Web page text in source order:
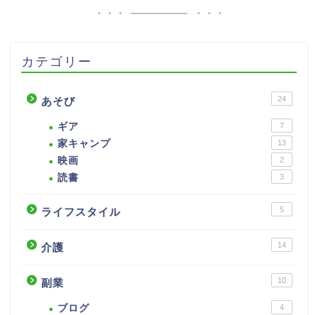
カテゴリー
あそび 24
ギア 7
家キャンプ 13
映画 2
読書 3
ライフスタイル 5
介護 14
副業 10
ブログ 4